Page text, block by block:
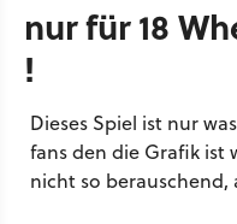
nur für 18
!
Dieses Spiel ist nur
fans den die Grafik ist
nicht so berauschend,